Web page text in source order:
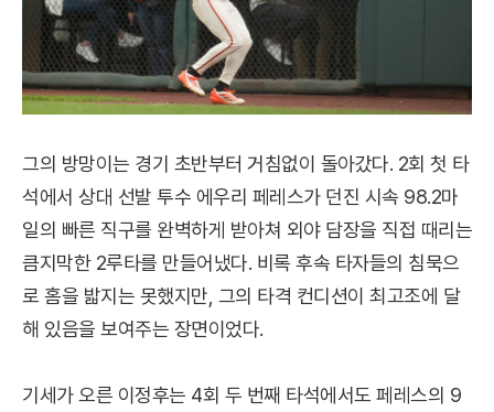
그의 방망이는 경기 초반부터 거침없이 돌아갔다. 2회 첫 타
석에서 상대 선발 투수 에우리 페레스가 던진 시속 98.2마
일의 빠른 직구를 완벽하게 받아쳐 외야 담장을 직접 때리는
큼지막한 2루타를 만들어냈다. 비록 후속 타자들의 침묵으
로 홈을 밟지는 못했지만, 그의 타격 컨디션이 최고조에 달
해 있음을 보여주는 장면이었다.
기세가 오른 이정후는 4회 두 번째 타석에서도 페레스의 9